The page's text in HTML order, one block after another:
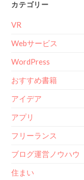
カテゴリー
VR
Webサービス
WordPress
おすすめ書籍
アイデア
アプリ
フリーランス
ブログ運営ノウハウ
住まい